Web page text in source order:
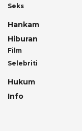
Seks
Hankam
Hiburan
Film
Selebriti
Hukum
Info